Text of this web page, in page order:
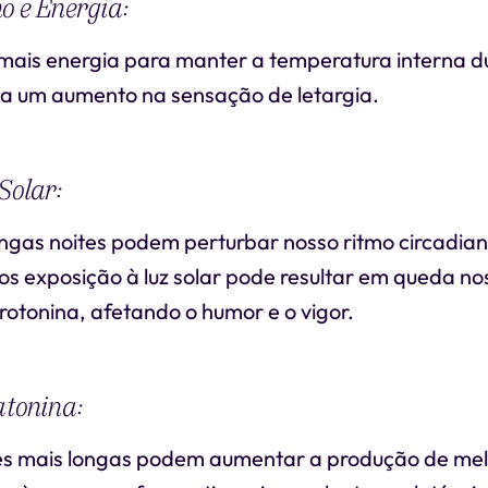
energia para manter a temperatura interna
um aumento na sensação de letargia.
noites podem perturbar nosso ritmo
exposição à luz solar pode resultar em queda
afetando o humor e o vigor.
mais longas podem aumentar a produção de